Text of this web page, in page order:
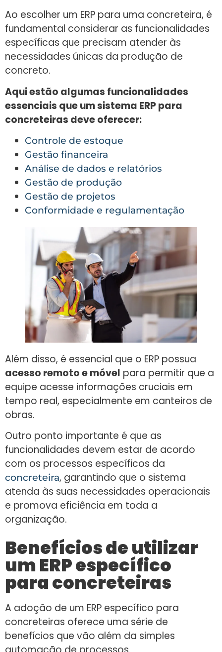
Ao escolher um ERP para uma concreteira, é
fundamental considerar as funcionalidades
específicas que precisam atender às
necessidades únicas da produção de
concreto.
Aqui estão algumas funcionalidades
essenciais que um sistema ERP para
concreteiras deve oferecer:
Controle de estoque
Gestão financeira
Análise de dados e relatórios
Gestão de produção
Gestão de projetos
Conformidade e regulamentação
Além disso, é essencial que o ERP possua
acesso remoto e móvel para permitir que a
equipe acesse informações cruciais em
tempo real, especialmente em canteiros de
obras.
Outro ponto importante é que as
funcionalidades devem estar de acordo
com os processos específicos da
concreteira, garantindo que o sistema
atenda às suas necessidades operacionais
e promova eficiência em toda a
organização.
Benefícios de utilizar
um ERP específico
para concreteiras
A adoção de um ERP específico para
concreteiras oferece uma série de
benefícios que vão além da simples